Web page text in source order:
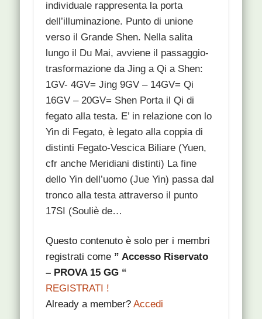
individuale rappresenta la porta
dell’illuminazione. Punto di unione
verso il Grande Shen. Nella salita
lungo il Du Mai, avviene il passaggio-
trasformazione da Jing a Qi a Shen:
1GV- 4GV= Jing 9GV – 14GV= Qi
16GV – 20GV= Shen Porta il Qi di
fegato alla testa. E’ in relazione con lo
Yin di Fegato, è legato alla coppia di
distinti Fegato-Vescica Biliare (Yuen,
cfr anche Meridiani distinti) La fine
dello Yin dell’uomo (Jue Yin) passa dal
tronco alla testa attraverso il punto
17SI (Souliè de…
Questo contenuto è solo per i membri
registrati come ” Accesso Riservato
– PROVA 15 GG “
REGISTRATI !
Already a member?Accedi